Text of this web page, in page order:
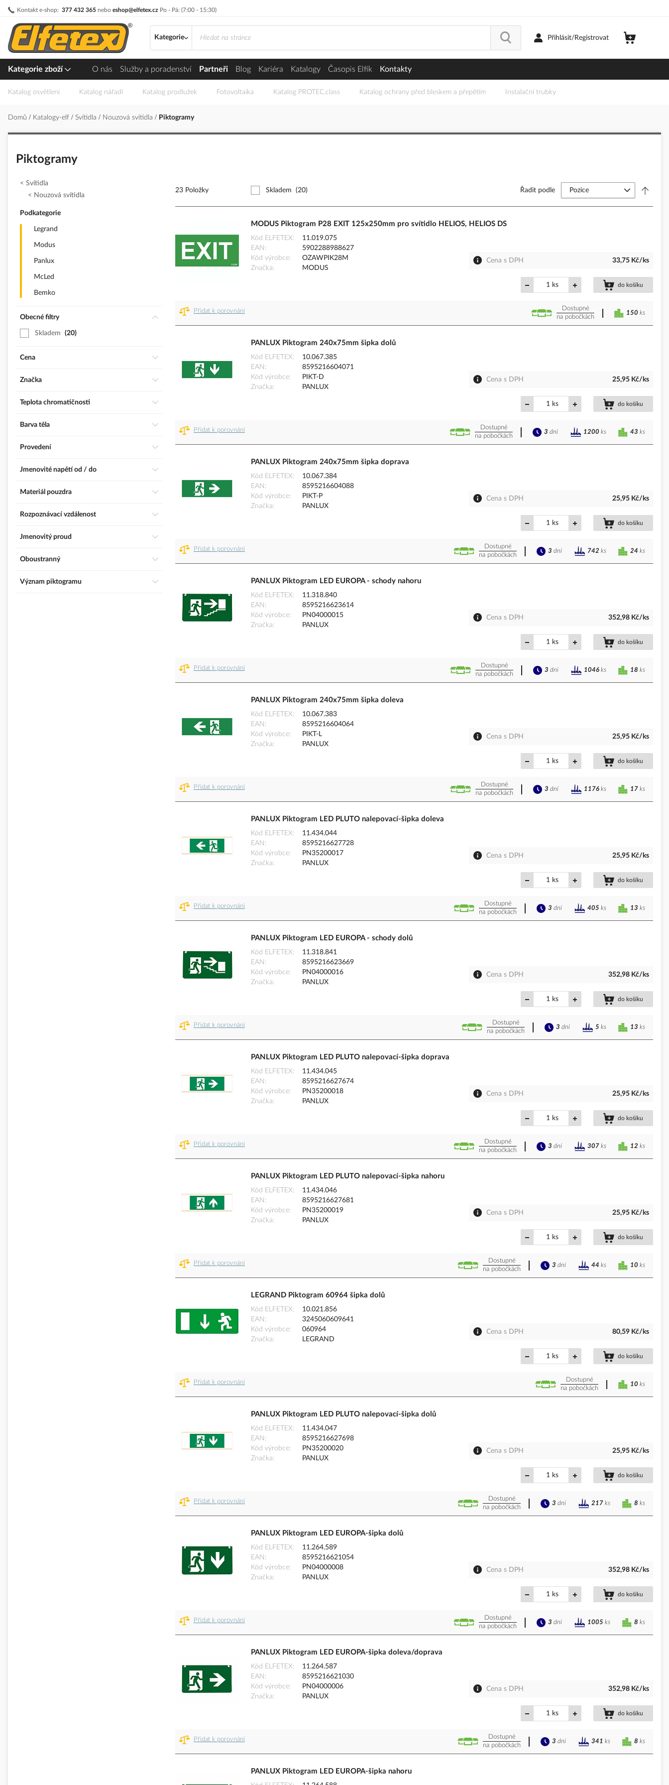
Kontakt e-shop: 377 432 365 nebo eshop@elfetex.cz Po - Pá: (7:00 - 15:30)
Přejít
obsah
Kategorie
Přihlásit/Registrovat
Kategorie zboží O nás Služby a poradenství Partneři Blog Kariéra Katalogy Časopis Elfík Kontakty
Katalog osvětlení Katalog nářadí Katalog prodlužek Fotovoltaika Katalog PROTEC.class Katalog ochrany před bleskem a přepětím Instalační trubky
Domů Katalogy-elf Svítidla Nouzová svítidla Piktogramy
Piktogramy
23 Položky Skladem (20) Řadit podle
MODUS Piktogram P28 EXIT 125x250mm pro svítidlo HELIOS, HELIOS DS
Kód ELFETEX
11.019.075
EAN
5902288988627
Kód výrobce
OZAWPIK28M
Značka
MODUS
Cena s DPH 33,75 Kč/ks
ks do košíku
Přidat k porovnání
Dostupné
na pobočkách
150 ks
PANLUX Piktogram 240x75mm šipka dolů
Kód ELFETEX
10.067.385
EAN
8595216604071
Kód výrobce
PIKT-D
Značka
PANLUX
Cena s DPH 25,95 Kč/ks
ks do košíku
Přidat k porovnání
Dostupné
na pobočkách
43 ks
3 dní 1200 ks
PANLUX Piktogram 240x75mm šipka doprava
Kód ELFETEX
10.067.384
EAN
8595216604088
Kód výrobce
PIKT-P
Značka
PANLUX
Cena s DPH 25,95 Kč/ks
ks do košíku
Přidat k porovnání
Dostupné
na pobočkách
24 ks
3 dní 742 ks
PANLUX Piktogram LED EUROPA - schody nahoru
Kód ELFETEX
11.318.840
EAN
8595216623614
Kód výrobce
PN04000015
Značka
PANLUX
Cena s DPH 352,98 Kč/ks
ks do košíku
Přidat k porovnání
Dostupné
na pobočkách
18 ks
3 dní 1046 ks
PANLUX Piktogram 240x75mm šipka doleva
Kód ELFETEX
10.067.383
EAN
8595216604064
Kód výrobce
PIKT-L
Značka
PANLUX
Cena s DPH 25,95 Kč/ks
ks do košíku
Přidat k porovnání
Dostupné
na pobočkách
17 ks
3 dní 1176 ks
PANLUX Piktogram LED PLUTO nalepovací-šipka doleva
Kód ELFETEX
11.434.044
EAN
8595216627728
Kód výrobce
PN35200017
Značka
PANLUX
Cena s DPH 25,95 Kč/ks
ks do košíku
Přidat k porovnání
Dostupné
na pobočkách
13 ks
3 dní 405 ks
PANLUX Piktogram LED EUROPA - schody dolů
Kód ELFETEX
11.318.841
EAN
8595216623669
Kód výrobce
PN04000016
Značka
PANLUX
Cena s DPH 352,98 Kč/ks
ks do košíku
Přidat k porovnání
Dostupné
na pobočkách
13 ks
3 dní 5 ks
PANLUX Piktogram LED PLUTO nalepovací-šipka doprava
Kód ELFETEX
11.434.045
EAN
8595216627674
Kód výrobce
PN35200018
Značka
PANLUX
Cena s DPH 25,95 Kč/ks
ks do košíku
Přidat k porovnání
Dostupné
na pobočkách
12 ks
3 dní 307 ks
PANLUX Piktogram LED PLUTO nalepovací-šipka nahoru
Kód ELFETEX
11.434.046
EAN
8595216627681
Kód výrobce
PN35200019
Značka
PANLUX
Cena s DPH 25,95 Kč/ks
ks do košíku
Přidat k porovnání
Dostupné
na pobočkách
10 ks
3 dní 44 ks
LEGRAND Piktogram 60964 šipka dolů
Kód ELFETEX
10.021.856
EAN
3245060609641
Kód výrobce
060964
Značka
LEGRAND
Cena s DPH 80,59 Kč/ks
ks do košíku
Přidat k porovnání
Dostupné
na pobočkách
10 ks
PANLUX Piktogram LED PLUTO nalepovací-šipka dolů
Kód ELFETEX
11.434.047
EAN
8595216627698
Kód výrobce
PN35200020
Značka
PANLUX
Cena s DPH 25,95 Kč/ks
ks do košíku
Přidat k porovnání
Dostupné
na pobočkách
8 ks
3 dní 217 ks
PANLUX Piktogram LED EUROPA-šipka dolů
Kód ELFETEX
11.264.589
EAN
8595216621054
Kód výrobce
PN04000008
Značka
PANLUX
Cena s DPH 352,98 Kč/ks
ks do košíku
Přidat k porovnání
Dostupné
na pobočkách
8 ks
3 dní 1005 ks
PANLUX Piktogram LED EUROPA-šipka doleva/doprava
Kód ELFETEX
11.264.587
EAN
8595216621030
Kód výrobce
PN04000006
Značka
PANLUX
Cena s DPH 352,98 Kč/ks
ks do košíku
Přidat k porovnání
Dostupné
na pobočkách
8 ks
3 dní 341 ks
PANLUX Piktogram LED EUROPA-šipka nahoru
Svítidla
Nouzová svítidla
Podkategorie
Legrand
Modus
Panlux
McLed
Bemko
Obecné filtry
Skladem 20
Cena
Značka
Teplota chromatičnosti
Barva těla
Provedení
Jmenovité napětí od / do
Materiál pouzdra
Rozpoznávací vzdálenost
Jmenovitý proud
Oboustranný
Význam piktogramu